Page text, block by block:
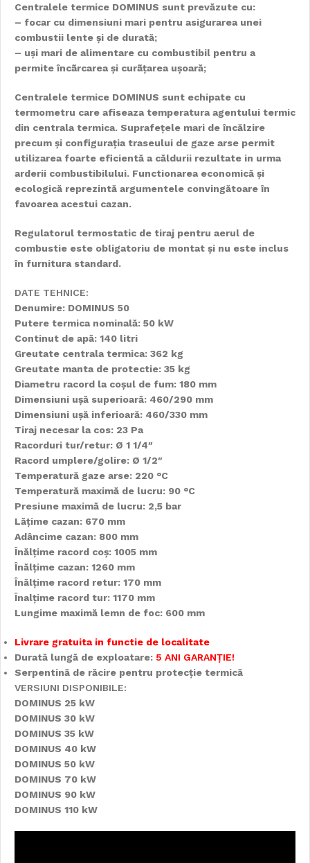
Centralele termice DOMINUS sunt prevăzute cu:
– focar cu dimensiuni mari pentru asigurarea unei
combustii lente și de durată;
– uși mari de alimentare cu combustibil pentru a
permite încãrcarea și curãțarea ușoară;
Centralele termice DOMINUS sunt echipate cu
termometru care afiseaza temperatura agentului termic
din centrala termica. Suprafețele mari de încălzire
precum și configurația traseului de gaze arse permit
utilizarea foarte eficientă a căldurii rezultate in urma
arderii combustibilului. Functionarea economică și
ecologică reprezintă argumentele convingătoare în
favoarea acestui cazan.
Regulatorul termostatic de tiraj pentru aerul de
combustie este obligatoriu de montat și nu este inclus
în furnitura standard.
DATE TEHNICE:
Denumire: DOMINUS 50
Putere termica nominală: 50 kW
Continut de apă: 140 litri
Greutate centrala termica: 362 kg
Greutate manta de protectie: 35 kg
Diametru racord la coșul de fum: 180 mm
Dimensiuni ușă superioară: 460/290 mm
Dimensiuni ușă inferioară: 460/330 mm
Tiraj necesar la cos: 23 Pa
Racorduri tur/retur: Ø 1 1/4″
Racord umplere/golire: Ø 1/2″
Temperatură gaze arse: 220 °C
Temperatură maximă de lucru: 90 °C
Presiune maximă de lucru: 2,5 bar
Lățime cazan: 670 mm
Adâncime cazan: 800 mm
Înălțime racord coș: 1005 mm
Înălțime cazan: 1260 mm
Înălțime racord retur: 170 mm
Înalțime racord tur: 1170 mm
Lungime maximă lemn de foc: 600 mm
Livrare gratuita in functie de localitate
Durată lungă de exploatare: 5 ANI GARANȚIE!
Serpentină de răcire pentru protecție termică
VERSIUNI DISPONIBILE:
DOMINUS 25 kW
DOMINUS 30 kW
DOMINUS 35 kW
DOMINUS 40 kW
DOMINUS 50 kW
DOMINUS 70 kW
DOMINUS 90 kW
DOMINUS 110 kW